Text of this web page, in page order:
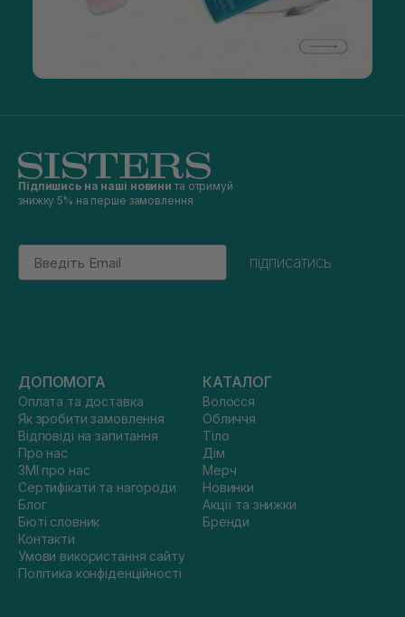
Підпишись на наші новини та отримуй
знижку 5% на перше замовлення
Email
підписатись
ДОПОМОГА
Оплата та доставка
Як зробити замовлення
Відповіді на запитання
Про нас
ЗМІ про нас
Сертифікати та нагороди
Блог
Бюті словник
Контакти
Умови використання сайту
Політика конфіденційності
КАТАЛОГ
Волосся
Обличчя
Тіло
Дім
Мерч
Новинки
Акції та знижки
Бренди